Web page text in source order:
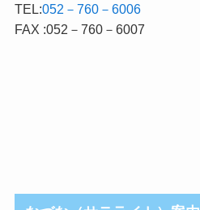
TEL:052－760－6006
FAX :052－760－6007